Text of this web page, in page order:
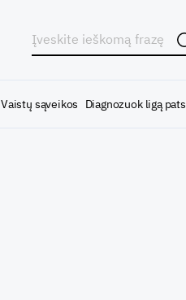
Vaistų sąveikos Diagnozuok ligą pats